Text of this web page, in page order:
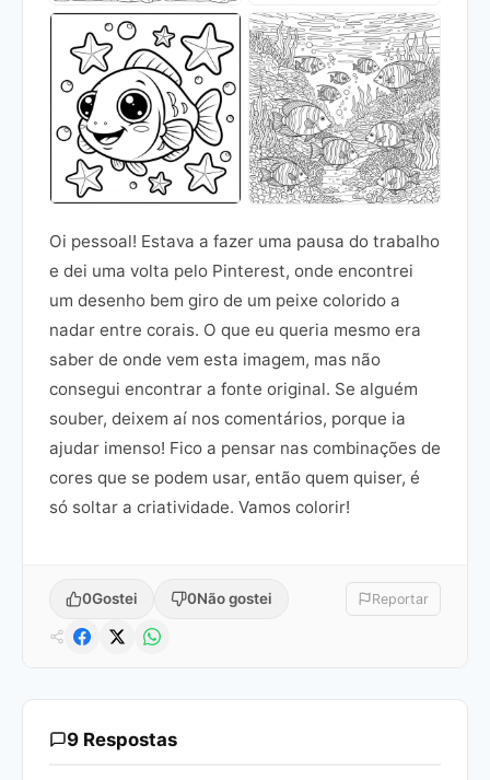
Oi pessoal! Estava a fazer uma pausa do trabalho
e dei uma volta pelo Pinterest, onde encontrei
um desenho bem giro de um peixe colorido a
nadar entre corais. O que eu queria mesmo era
saber de onde vem esta imagem, mas não
consegui encontrar a fonte original. Se alguém
souber, deixem aí nos comentários, porque ia
ajudar imenso! Fico a pensar nas combinações de
cores que se podem usar, então quem quiser, é
só soltar a criatividade. Vamos colorir!
0Gostei 0Não gostei Reportar
9 Respostas